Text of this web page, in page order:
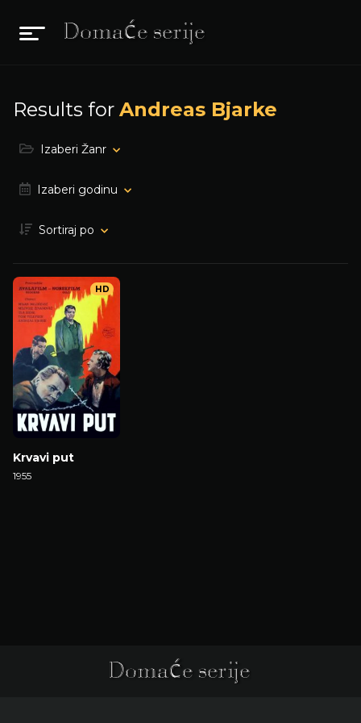
Results for Andreas Bjarke
Izaberi Žanr
Izaberi godinu
Sortiraj po
Krvavi put
1955
HD